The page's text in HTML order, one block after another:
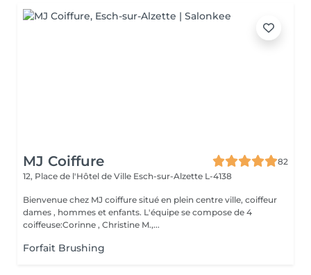
MJ Coiffure
82
12, Place de l'Hôtel de Ville Esch-sur-Alzette L-4138
Bienvenue chez MJ coiffure situé en plein centre ville, coiffeur
dames , hommes et enfants. L'équipe se compose de 4
coiffeuse:Corinne , Christine M.,...
Forfait Brushing